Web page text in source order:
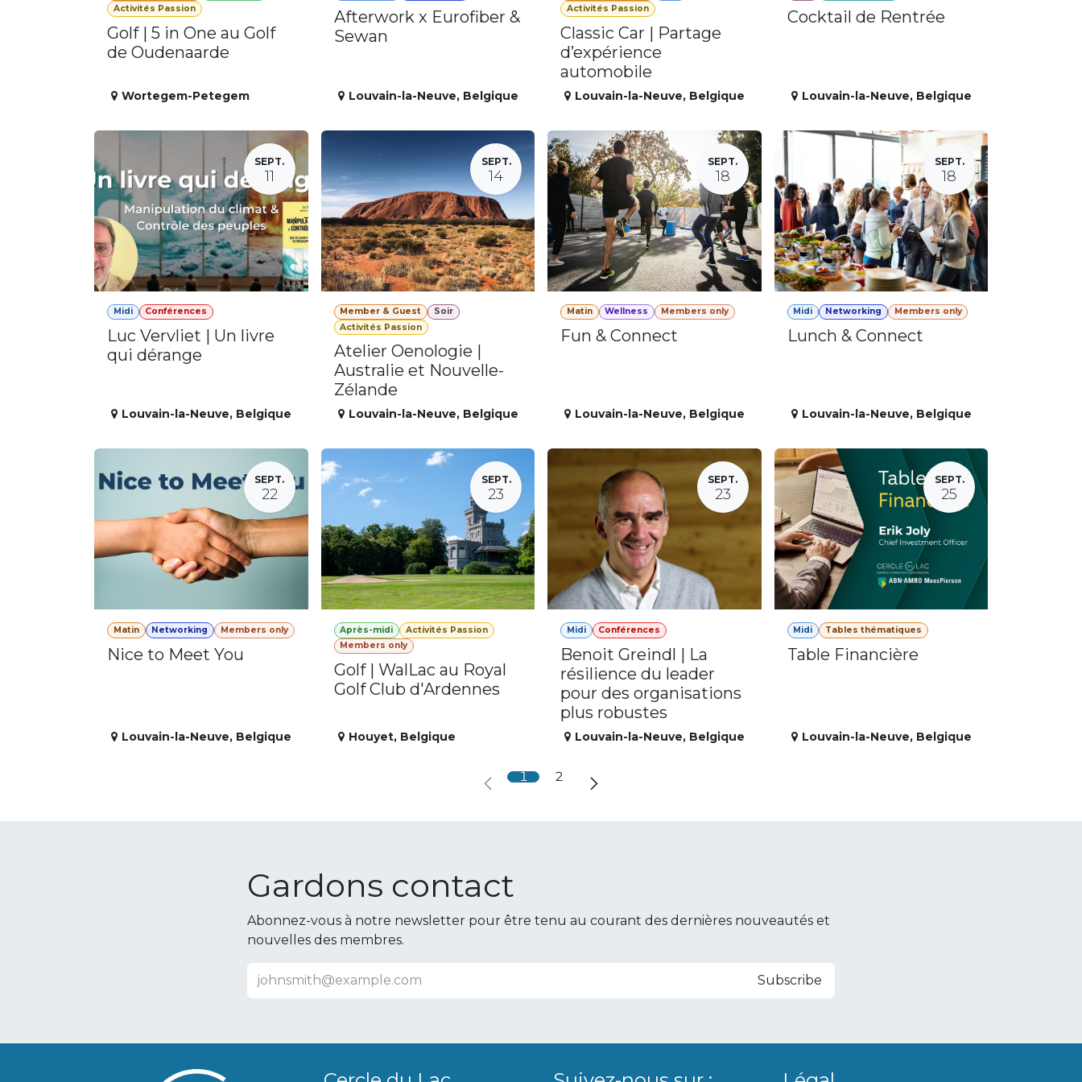
Activités Passion
Golf | 5 in One au Golf
de Oudenaarde
Wortegem-Petegem
Afterwork x Eurofiber &
Sewan
Louvain-la-Neuve, Belgique
Activités Passion
Classic Car | Partage
d’expérience
automobile
Louvain-la-Neuve, Belgique
Cocktail de Rentrée
Louvain-la-Neuve, Belgique
SEPT.
11
Midi Conférences
Luc Vervliet | Un livre
qui dérange
Louvain-la-Neuve, Belgique
SEPT.
14
Member & Guest
Soir
Activités Passion
Atelier Oenologie |
Australie et Nouvelle-
Zélande
Louvain-la-Neuve, Belgique
SEPT.
18
Matin Wellness Members only
Fun & Connect
Louvain-la-Neuve, Belgique
SEPT.
18
Midi Networking Members only
Lunch & Connect
Louvain-la-Neuve, Belgique
SEPT.
22
Matin Networking Members only
Nice to Meet You
Louvain-la-Neuve, Belgique
SEPT.
23
Après-midi
Activités Passion
Members only
Golf | WalLac au Royal
Golf Club d'Ardennes
Houyet, Belgique
SEPT.
23
Midi Conférences
Benoit Greindl | La
résilience du leader
pour des organisations
plus robustes
Louvain-la-Neuve, Belgique
SEPT.
25
Midi Tables thématiques
Table Financière
Louvain-la-Neuve, Belgique
1 2
Gardons contact
Abonnez-vous à notre newsletter pour être tenu au courant des dernières nouveautés et
nouvelles des membres.
Subscribe